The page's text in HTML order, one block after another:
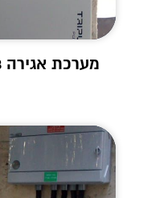
מערכת אגירה 3